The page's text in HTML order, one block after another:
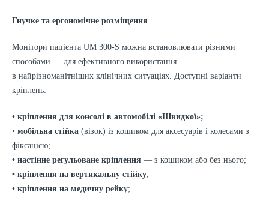
Гнучке та ергономічне розміщення
Монітори пацієнта UM 300-S можна встановлювати різними
способами — для ефективного використання
в найрізноманітніших клінічних ситуаціях. Доступні варіанти
кріплень:
• кріплення для консолі в автомобілі «Швидкої»;
• мобільна стійка (візок) із кошиком для аксесуарів і колесами з
фіксацією;
• настінне регульоване кріплення — з кошиком або без нього;
• кріплення на вертикальну стійку;
• кріплення на медичну рейку;